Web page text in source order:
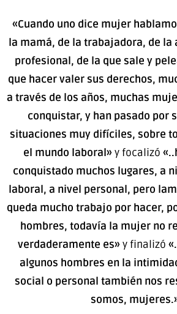
«Cuando uno dice mujer
la mamá, de la trabajadora, de la
profesional, de la que sale y
que hacer valer sus derechos,
a través de los años, muchas
conquistar, y han pasado por
situaciones muy difíciles, sobre
el mundo laboral»y focalizó
conquistado muchos lugares, a
laboral, a nivel personal, pero
queda mucho trabajo por hacer,
hombres, todavía la mujer no
verdaderamente es»y finalizó
algunos hombres en la
social o personal también nos
somos,